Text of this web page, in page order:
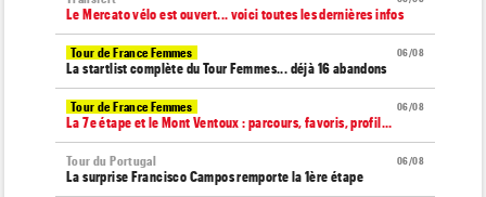
Le Mercato vélo est ouvert... voici toutes les dernières infos
06/08
Tour de France Femmes
La startlist complète du Tour Femmes... déjà 16 abandons
06/08
Tour de France Femmes
La 7e étape et le Mont Ventoux : parcours, favoris, profil…
06/08
Tour du Portugal
La surprise Francisco Campos remporte la 1ère étape